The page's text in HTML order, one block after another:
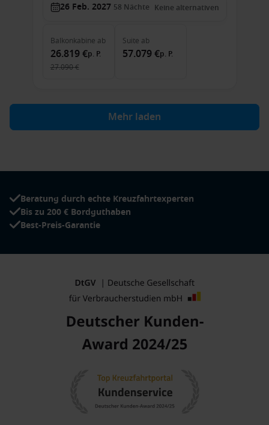
26 Feb. 2027 58 Nächte Keine alternativen
Balkonkabine ab
26.819 €p. P.
27.090 €
Suite ab
57.079 €p. P.
Mehr laden
Beratung durch echte Kreuzfahrtexperten
Bis zu 200 € Bordguthaben
Best-Preis-Garantie